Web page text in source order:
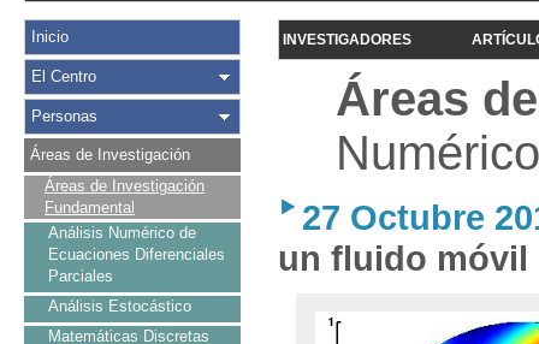
Inicio
El Centro
Personas
Áreas de Investigación
Áreas de Investigación
Fundamental
Análisis Numérico de
Ecuaciones Diferenciales
Parciales
Análisis Estocástico
Matemáticas Discretas
INVESTIGADORES
Áreas
27 Octubre
un fluido móvil